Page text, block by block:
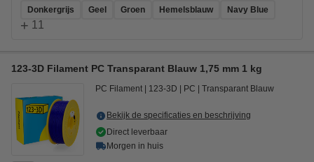
Donkergrijs Geel Groen Hemelsblauw Navy Blue
+ 11
123-3D Filament PC Transparant Blauw 1,75 mm 1 kg
PC Filament 123-3D PC Transparant Blauw
Bekijk de specificaties en beschrijving
Direct leverbaar
Morgen in huis